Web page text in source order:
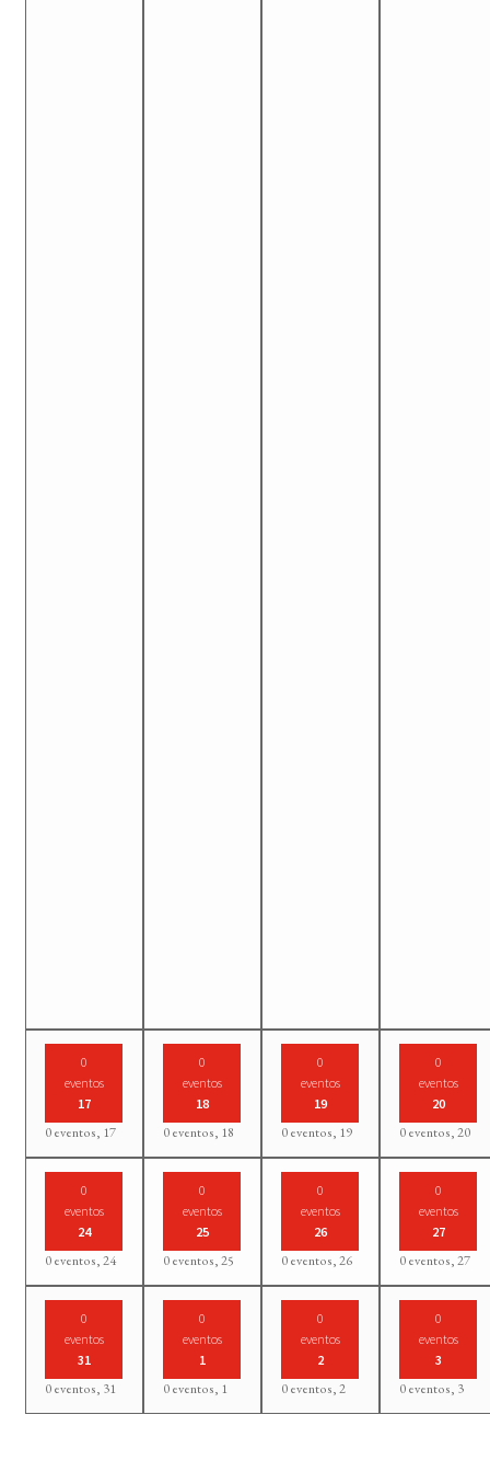
0
eventos
17
0 eventos, 17
0
eventos
18
0 eventos, 18
0
eventos
19
0 eventos, 19
0
eventos
20
0 eventos,20
0
eventos
24
0 eventos,24
0
eventos
25
0 eventos,25
0
eventos
26
0 eventos,26
0
eventos
27
0 eventos,27
0
eventos
31
0 eventos, 31
0
eventos
1
0 eventos, 1
0
eventos
2
0 eventos,2
0
eventos
3
0 eventos, 3